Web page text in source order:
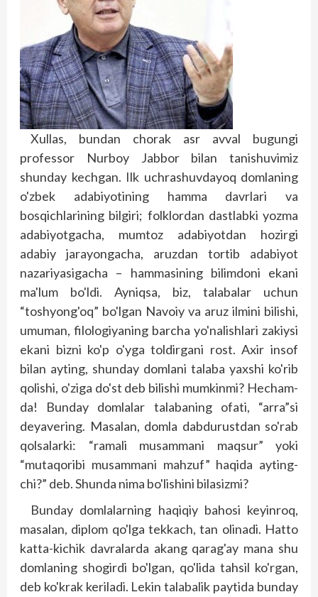
Xullas, bundan chorak asr avval bugungi
professor Nurboy Jabbor bilan tanishuvimiz
shunday kechgan. Ilk uchrashuvdayoq domlaning
o'zbek adabiyotining hamma davrlari va
bosqichlarining bilgiri; folklordan dastlabki yozma
adabiyotgacha, mumtoz adabiyotdan hozirgi
adabiy jarayongacha, aruzdan tortib adabiyot
nazariyasigacha – hammasining bilimdoni ekani
ma'lum bo'ldi. Ayniqsa, biz, talabalar uchun
“toshyong'oq” bo'lgan Navoiy va aruz ilmini bilishi,
umuman, filologiyaning barcha yo'nalishlari zakiysi
ekani bizni ko'p o'yga toldirgani rost. Axir insof
bilan ayting, shunday domlani talaba yaxshi ko'rib
qolishi, o'ziga do'st deb bilishi mumkinmi? Hecham-
da! Bunday domlalar talabaning ofati, “arra”si
deyavering. Masalan, domla dabdurustdan so'rab
qolsalarki: “ramali musammani maqsur” yoki
“mutaqoribi musammani mahzuf” haqida ayting-
chi?” deb. Shunda nima bo'lishini bilasizmi?
Bunday domlalarning haqiqiy bahosi keyinroq,
masalan, diplom qo'lga tekkach, tan olinadi. Hatto
katta-kichik davralarda akang qarag'ay mana shu
domlaning shogirdi bo'lgan, qo'lida tahsil ko'rgan,
deb ko'krak keriladi. Lekin talabalik paytida bunday